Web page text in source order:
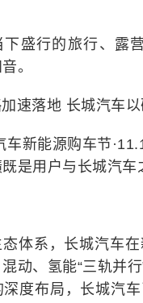
下盛行的旅行、露
。
速落地 长城汽车
车新能源购车节
是用户与长城汽
体系，长城汽车
动、氢能“三轨并
深度布局，长城汽